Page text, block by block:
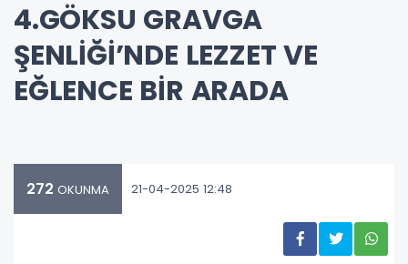
4.GÖKSU GRAVGA
ŞENLİĞİ’NDE LEZZET VE
EĞLENCE BİR ARADA
272 OKUNMA 21-04-2025 12:48